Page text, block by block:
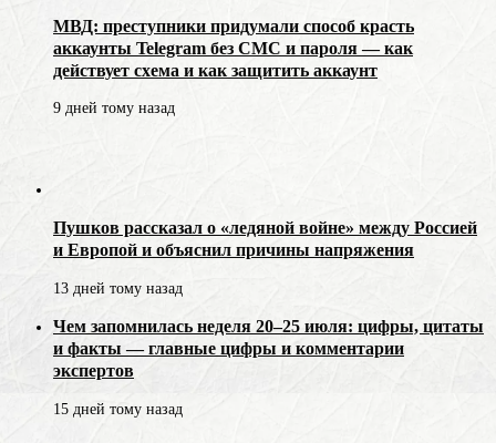
МВД: преступники придумали способ красть
аккаунты Telegram без СМС и пароля — как
действует схема и как защитить аккаунт
9 дней тому назад
Пушков рассказал о «ледяной войне» между Россией
и Европой и объяснил причины напряжения
13 дней тому назад
Чем запомнилась неделя 20–25 июля: цифры, цитаты
и факты — главные цифры и комментарии
экспертов
15 дней тому назад